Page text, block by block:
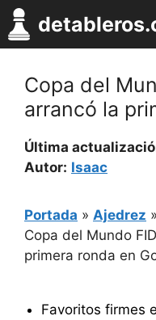
Saltar
al
contenido
Copa del
arrancó la
Última
Autor: Isaac
Portada » Ajedrez »
Copa del Mundo
primera ronda en
Favoritos firmes